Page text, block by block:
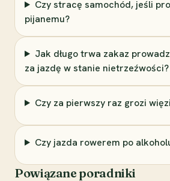
Czy stracę samochód, jeśli
pijanemu?
Jak długo trwa zakaz
za jazdę w stanie nietrzeźwości?
Czy za pierwszy raz grozi
Czy jazda rowerem po
Powiązane poradniki